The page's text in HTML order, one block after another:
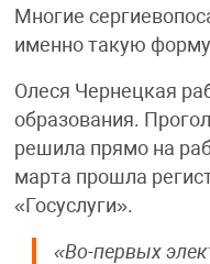
Многие
именно такую
Олеся Чернецкая
образования.
решила прямо на
марта прошла
«Госуслуги».
«Во-первых